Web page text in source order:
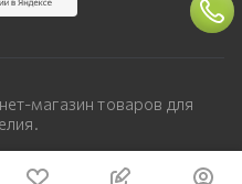
магазин товаров для
— «Четвертый Рим»